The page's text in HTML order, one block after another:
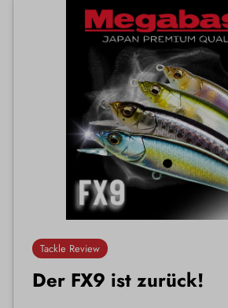
Tackle Review
Der FX9 ist zurück!